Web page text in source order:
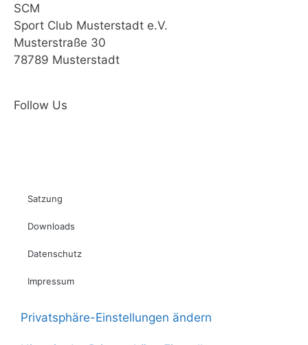
SCM
Sport Club Musterstadt e.V.
Musterstraße 30
78789 Musterstadt
Follow Us
Satzung
Downloads
Datenschutz
Impressum
Privatsphäre-Einstellungen ändern